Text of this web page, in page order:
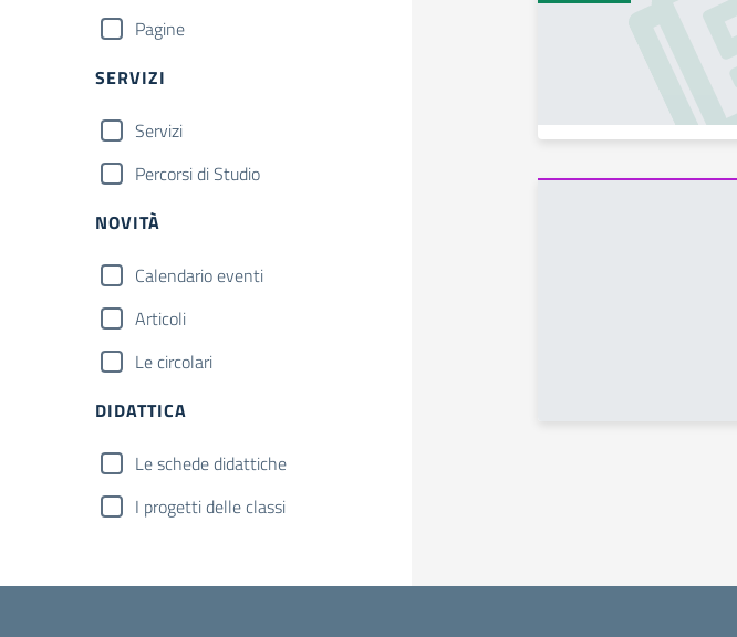
Pagine
SERVIZI
Servizi
Percorsi di Studio
NOVITÀ
Calendario eventi
Articoli
Le circolari
DIDATTICA
Le schede didattiche
I progetti delle classi